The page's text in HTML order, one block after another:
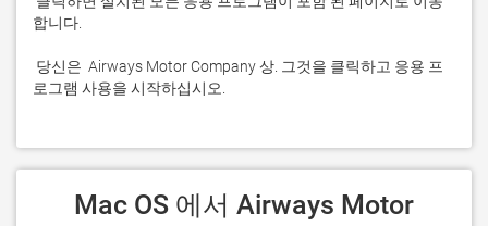
로그램 사용을 시작하십시오.